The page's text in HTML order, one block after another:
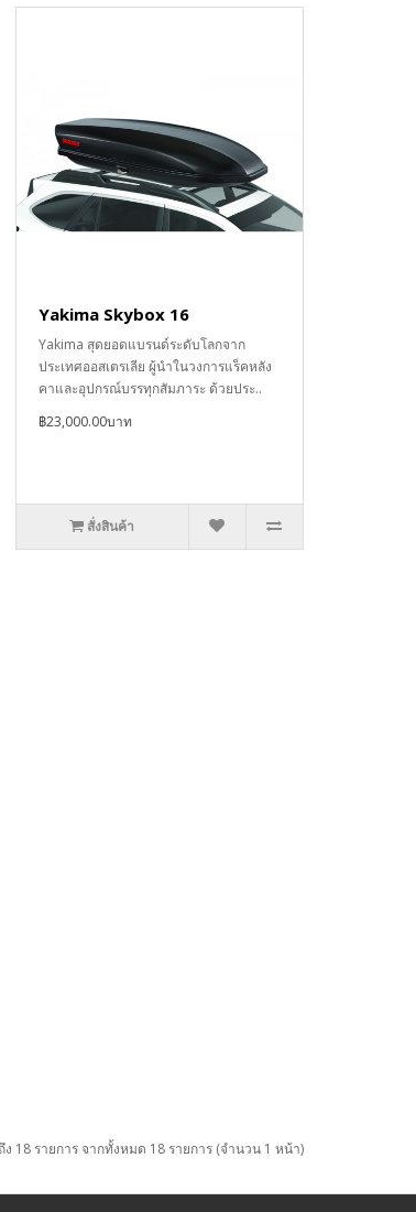
Yakima Skybox 16
Yakima สุดยอดแบรนด์ระดับโลกจาก
ประเทศออสเตรเลีย ผู้นำในวงการแร็คหลัง
คาและอุปกรณ์บรรทุกสัมภาระ ด้วยประ..
฿23,000.00บาท
สั่งสินค้า
18 รายการ จากทั้งหมด 18 รายการ (จำนวน 1 หน้า)